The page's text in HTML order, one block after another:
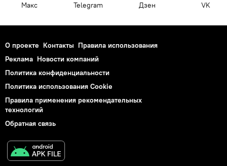
Макс Telegram Дзен VK
О проекте Контакты Правила использования
Реклама Новости компаний
Политика конфиденциальности
Политика использования Cookie
Правила применения рекомендательных
технологий
Обратная связь